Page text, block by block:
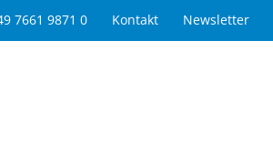
7661 9871 0 Kontakt Newsletter